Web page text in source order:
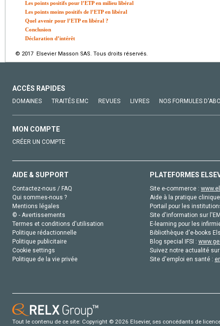
Les points positifs pour l’ETP en milieu libéral
Les points moins positifs de l’ETP en libéral
Quel avenir pour l’ETP en libéral ?
Conclusion
Déclaration d’intérêt
© 2017 Elsevier Masson SAS. Tous droits réservés.
ACCÈS RAPIDES
DOMAINES TRAITÉS EMC REVUES LIVRES NOS FORMULES
MON COMPTE
CRÉER UN COMPTE
AIDE & SUPPORT
Contactez-nous / FAQ
Qui sommes-nous ?
Mentions légales
© - Avertissements
Termes et conditions d'utilisation
Politique rédactionnelle
Politique publicitaire
Cookie settings
Politique de la vie privée
PLATEFORMES
Site e-commerce :
Aide à la pratique
Portail pour les
Site d'information sur
E-learning pour les
Bibliothèque d'e-books
Blog special IFSI :
Suivez notre actualité
Site d'emploi en santé :
Tout le contenu de ce site: Copyright © 2026 Elsevier, ses concédants de